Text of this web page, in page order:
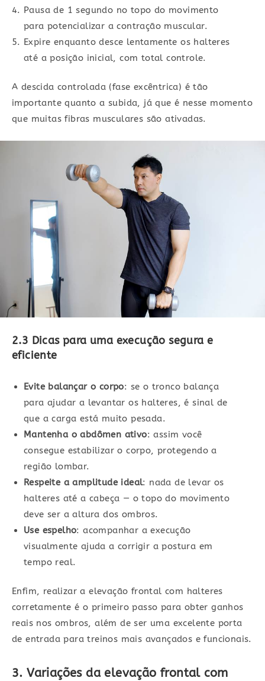
Pausa de 1 segundo no topo do movimento
para potencializar a contração muscular.
Expire enquanto desce lentamente os halteres
até a posição inicial, com total controle.
A descida controlada (fase excêntrica) é tão
importante quanto a subida, já que é nesse momento
que muitas fibras musculares são ativadas.
2.3 Dicas para uma execução segura e
eficiente
Evite balançar o corpo: se o tronco balança
para ajudar a levantar os halteres, é sinal de
que a carga está muito pesada.
Mantenha o abdômen ativo: assim você
consegue estabilizar o corpo, protegendo a
região lombar.
Respeite a amplitude ideal: nada de levar os
halteres até a cabeça — o topo do movimento
deve ser a altura dos ombros.
Use espelho: acompanhar a execução
visualmente ajuda a corrigir a postura em
tempo real.
Enfim, realizar a elevação frontal com halteres
corretamente é o primeiro passo para obter ganhos
reais nos ombros, além de ser uma excelente porta
de entrada para treinos mais avançados e funcionais.
3. Variações da elevação frontal com